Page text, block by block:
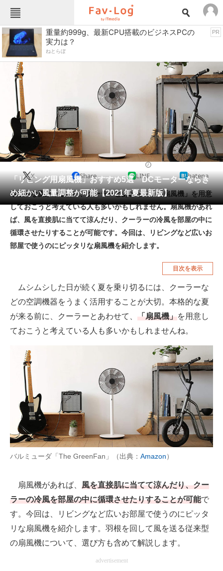
Fav-Logカテゴリー一覧
TOP
インテリア・収納 おもちゃ・ホビー
カメラ キッチン家電
キッチン用品 ゲーム
コンテンツ・サービス
スポーツ・レジャー スマホ・携帯電話
パソコン・タブレット ファッション
ペット 家電
工具・DIY 本・DVD・CD
生活家電 生活用品
空調・季節家電 美容・コスメ
メディア
ITの今と未来を見通す
スマホと通信の最新トレンド
進化するPCとデバイスの未来
好きが集まる 比べて選べる
ビジネスと働き方のヒント
企業ITのトレンドを詳説
経営リーダーのコミュニティ
マーケ×ITの今がよく分かる
重量約999g、最新CPU搭載のビジネスPCの
実力は？
ねとらぼ
PR
「リビング用扇風機」おすすめ5選 DCモーターならき
め細かい風量調整が可能【2021年夏最新版】
X Share LINE hatena
本格的な夏が来る前に、クーラーとあわせて、「扇風機」を用意
しておこうと考えている人も多いかもしれません。扇風機があれ
ば、風を直接肌に当てて涼んだり、クーラーの冷風を部屋の中に
循環させたりすることが可能です。今回は、リビングなど広いお
部屋で使うのにピッタリな扇風機を紹介します。
目次を表示
ムシムシした日が続く夏を乗り切るには、クーラーな
どの空調機器をうまく活用することが大切。本格的な夏
が来る前に、クーラーとあわせて、 「扇風機」を用意し
ておこうと考えている人も多いかもしれませんね。
バルミューダ「The GreenFan」（出典： Amazon）
扇風機があれば、 風を直接肌に当てて涼んだり、クー
ラーの冷風を部屋の中に循環させたりすることが可能で
す。今回は、リビングなど広いお部屋で使うのにピッタ
リな扇風機を紹介します。羽根を回して風を送る従来型
の扇風機について、選び方も含めて解説します。
advertisement